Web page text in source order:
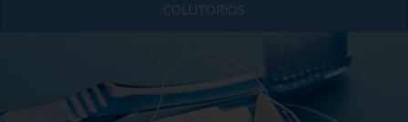
COLUTORIOS